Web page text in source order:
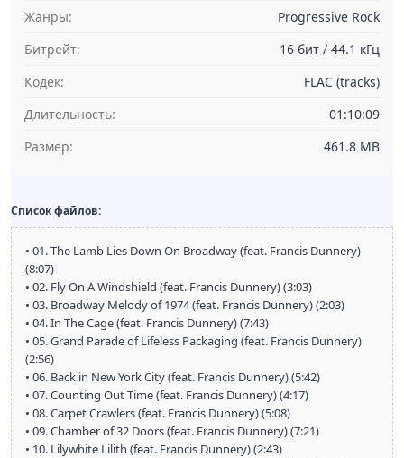
Жанры:
Progressive Rock
Битрейт:
16 бит / 44.1 кГц
Кодек:
FLAC (tracks)
Длительность:
01:10:09
Размер:
461.8 MB
Список файлов:
• 01. The Lamb Lies Down On Broadway (feat. Francis Dunnery)
(8:07)
• 02. Fly On A Windshield (feat. Francis Dunnery) (3:03)
• 03. Broadway Melody of 1974 (feat. Francis Dunnery) (2:03)
• 04. In The Cage (feat. Francis Dunnery) (7:43)
• 05. Grand Parade of Lifeless Packaging (feat. Francis Dunnery)
(2:56)
• 06. Back in New York City (feat. Francis Dunnery) (5:42)
• 07. Counting Out Time (feat. Francis Dunnery) (4:17)
• 08. Carpet Crawlers (feat. Francis Dunnery) (5:08)
• 09. Chamber of 32 Doors (feat. Francis Dunnery) (7:21)
• 10. Lilywhite Lilith (feat. Francis Dunnery) (2:43)